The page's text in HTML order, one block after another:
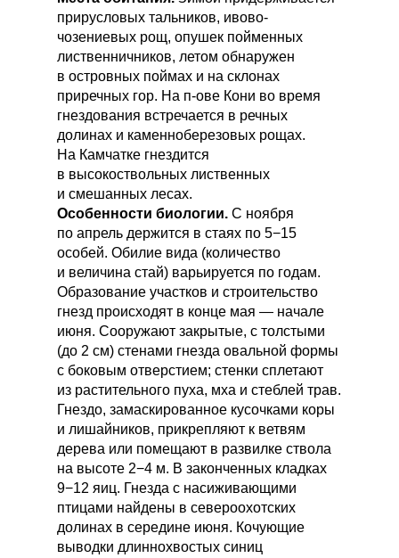
прирусловых тальников, ивово-
чозениевых рощ, опушек пойменных
лиственничников, летом обнаружен
в островных поймах и на склонах
приречных гор. На п-ове Кони во время
гнездования встречается в речных
долинах и каменноберезовых рощах.
На Камчатке гнездится
в высокоствольных лиственных
и смешанных лесах.
Особенности биологии. С ноября
по апрель держится в стаях по 5−15
особей. Обилие вида (количество
и величина стай) варьируется по годам.
Образование участков и строительство
гнезд происходят в конце мая — начале
июня. Сооружают закрытые, с толстыми
(до 2 см) стенами гнезда овальной формы
с боковым отверстием; стенки сплетают
из растительного пуха, мха и стеблей трав.
Гнездо, замаскированное кусочками коры
и лишайников, прикрепляют к ветвям
дерева или помещают в развилке ствола
на высоте 2−4 м. В законченных кладках
9−12 яиц. Гнезда с насиживающими
птицами найдены в североохотских
долинах в середине июня. Кочующие
выводки длиннохвостых синиц